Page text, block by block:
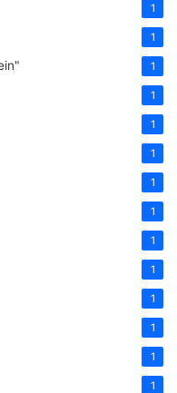
1
1
1
1
1
1
1
1
1
1
1
1
1
1